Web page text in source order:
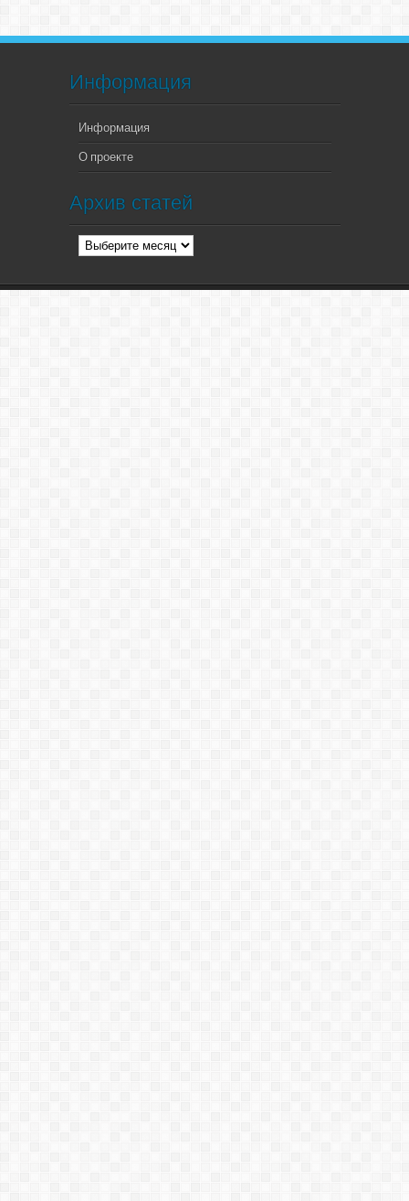
Информация
Информация
О проекте
Архив статей
Архив
статей